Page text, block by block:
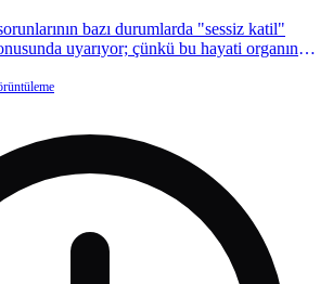
bazı durumlarda "sessiz katil"
uyarıyor; çünkü bu hayati organın
zordur.